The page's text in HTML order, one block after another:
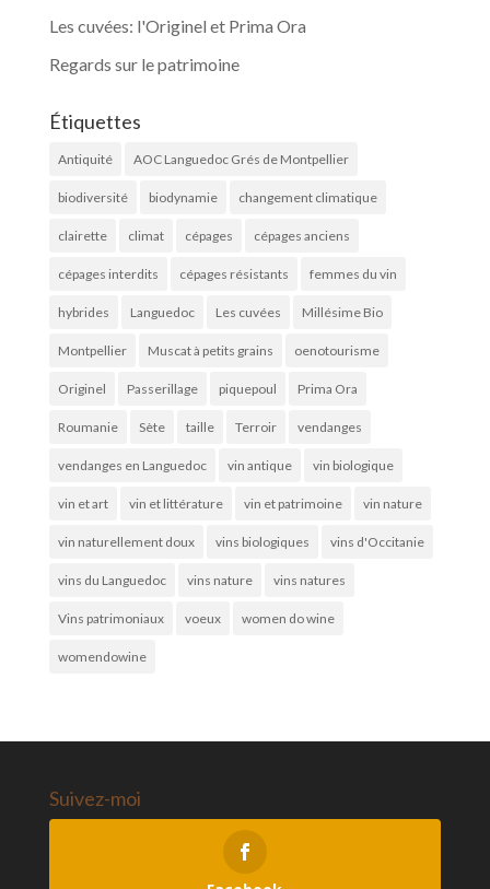
Les cuvées: l'Originel et Prima Ora
Regards sur le patrimoine
Étiquettes
Antiquité AOC Languedoc Grés de Montpellier
biodiversité biodynamie changement climatique
clairette climat cépages cépages anciens
cépages interdits cépages résistants femmes du vin
hybrides Languedoc Les cuvées Millésime Bio
Montpellier Muscat à petits grains oenotourisme
Originel Passerillage piquepoul Prima Ora
Roumanie Sète taille Terroir vendanges
vendanges en Languedoc vin antique vin biologique
vin et art vin et littérature vin et patrimoine vin nature
vin naturellement doux vins biologiques vins d'Occitanie
vins du Languedoc vins nature vins natures
Vins patrimoniaux voeux women do wine
womendowine
Suivez-moi